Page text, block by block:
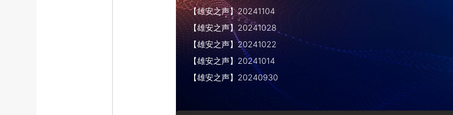
【雄安之声】20241104
【雄安之声】20241028
【雄安之声】20241022
【雄安之声】20241014
【雄安之声】20240930